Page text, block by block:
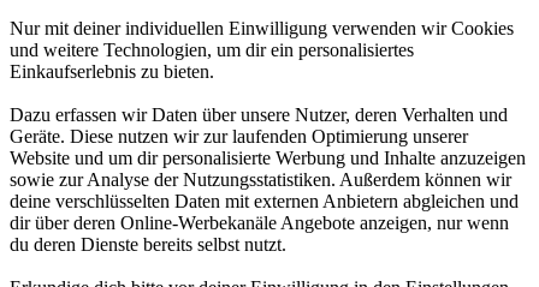
Nur mit deiner individuellen Einwilligung verwenden wir Cookies
und weitere Technologien, um dir ein personalisiertes
Einkaufserlebnis zu bieten.
Dazu erfassen wir Daten über unsere Nutzer, deren Verhalten und
Geräte. Diese nutzen wir zur laufenden Optimierung unserer
Website und um dir personalisierte Werbung und Inhalte anzuzeigen
sowie zur Analyse der Nutzungsstatistiken. Außerdem können wir
deine verschlüsselten Daten mit externen Anbietern abgleichen und
dir über deren Online-Werbekanäle Angebote anzeigen, nur wenn
du deren Dienste bereits selbst nutzt.